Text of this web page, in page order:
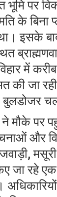
भूमि पर
के बिना
था। इसके
में
की जा
बुलडोजर
ने मौके पर
और
जा रहे एक